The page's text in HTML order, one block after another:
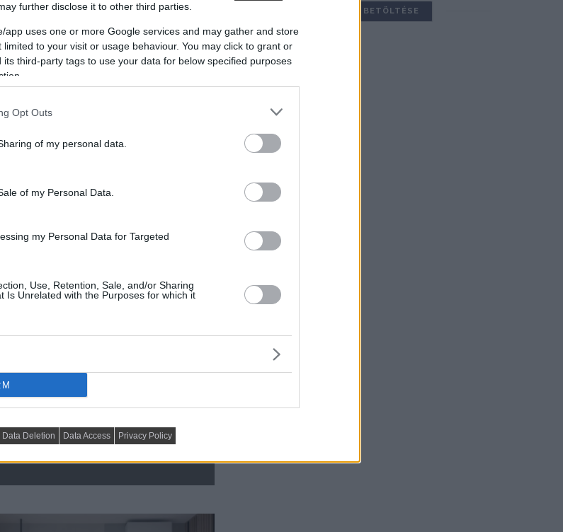
further disclose it to other third parties.
app uses one or more Google services and may gather and store
to your visit or usage behaviour. You may click to grant or
third-party tags to use your data for below specified purposes
Opt Outs
of my personal data.
of my Personal Data.
my Personal Data for Targeted
Use, Retention, Sale, and/or Sharing
Is Unrelated with the Purposes for which it
Data Deletion Data Access Privacy Policy
fiatal pár új, 60
TOVÁBBIAK BETÖLTÉSE